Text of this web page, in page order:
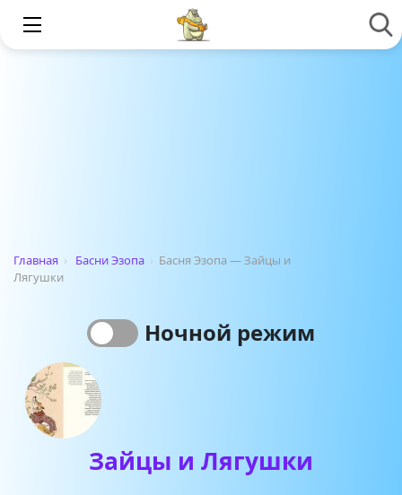
Главная › Басни Эзопа › Басня Эзопа — Зайцы и
Лягушки
Ночной режим
Зайцы и Лягушки